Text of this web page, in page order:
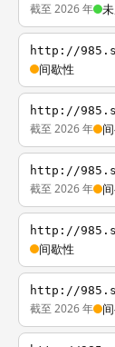
截至 2026 年
http://
间歇性
http://
截至 2026 年
http://
截至 2026 年
http://
间歇性
http://
截至 2026 年